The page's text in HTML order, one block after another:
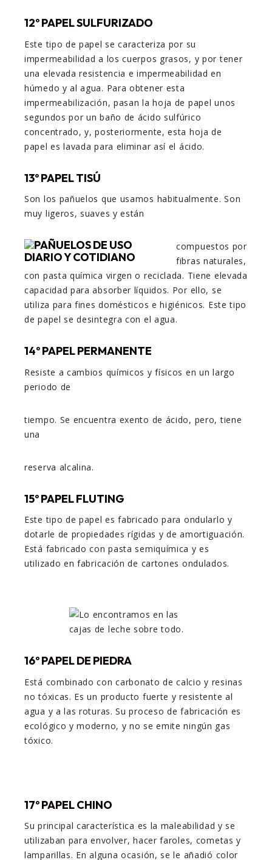
12º PAPEL SULFURIZADO
Este tipo de papel se caracteriza por su
impermeabilidad a los cuerpos grasos, y por tener
una elevada resistencia e impermeabilidad en
húmedo y al agua. Para obtener esta
impermeabilización, pasan la hoja de papel unos
segundos por un baño de ácido sulfúrico
concentrado, y, posteriormente, esta hoja de
papel es lavada para eliminar así el ácido.
13º PAPEL TISÚ
Son los pañuelos que usamos habitualmente. Son
muy ligeros, suaves y están
compuestos por
fibras naturales,
con pasta química virgen o reciclada. Tiene elevada
capacidad para absorber líquidos. Por ello, se
utiliza para fines domésticos e higiénicos. Este tipo
de papel se desintegra con el agua.
14º PAPELPERMANENTE
Resiste a cambios químicos y físicos en un largo
periodo de
tiempo. Se encuentra exento de ácido, pero, tiene
una
reserva alcalina.
15º PAPEL FLUTING
Este tipo de papel es fabricado para ondularlo y
dotarle de propiedades rígidas y de amortiguación.
Está fabricado con pasta semiquímica y es
utilizado en fabricación de cartones ondulados.
16º PAPEL DE PIEDRA
Está combinado con carbonato de calcio y resinas
no tóxicas. Es un producto fuerte y resistente al
agua y a las roturas. Su proceso de fabricación es
ecológico y moderno, y no se emite ningún gas
tóxico.
17º PAPEL CHINO
Su principal característica es la maleabilidad y se
utilizaban para envolver, hacer faroles, cometas y
lamparillas. En alguna ocasión, se le añadió color